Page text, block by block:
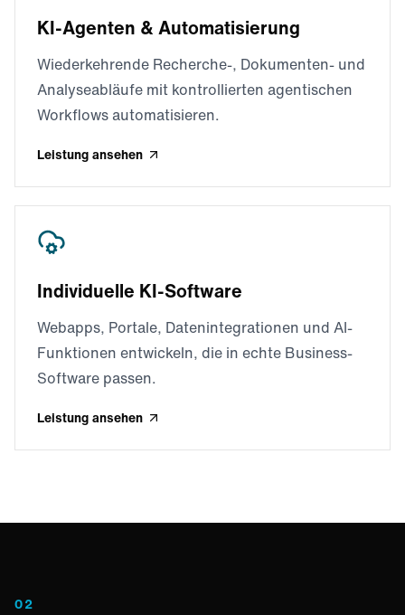
KI-Agenten & Automatisierung
Wiederkehrende Recherche-, Dokumenten- und
Analyseabläufe mit kontrollierten agentischen
Workflows automatisieren.
Leistung ansehen
Individuelle KI-Software
Webapps, Portale, Datenintegrationen und AI-
Funktionen entwickeln, die in echte Business-
Software passen.
Leistung ansehen
02